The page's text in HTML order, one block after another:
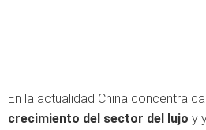
En la actualidad China concentra
crecimiento del sector del lujo y